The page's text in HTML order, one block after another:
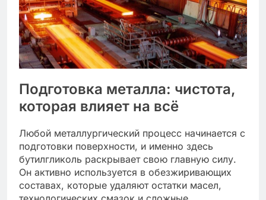
Подготовка металла: чистота,
которая влияет на всё
Любой металлургический процесс начинается с
подготовки поверхности, и именно здесь
бутилгликоль раскрывает свою главную силу.
Он активно используется в обезжиривающих
составах, которые удаляют остатки масел,